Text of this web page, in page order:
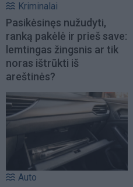
Kriminalai
Pasikėsinęs nužudyti,
ranką pakėlė ir prieš save:
lemtingas žingsnis ar tik
noras ištrūkti iš
areštinės?
Auto